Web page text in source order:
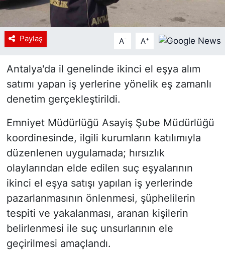
Paylaş A- A+
Antalya'da il genelinde ikinci el eşya alım
satımı yapan iş yerlerine yönelik eş zamanlı
denetim gerçekleştirildi.
Emniyet Müdürlüğü Asayiş Şube Müdürlüğü
koordinesinde, ilgili kurumların katılımıyla
düzenlenen uygulamada; hırsızlık
olaylarından elde edilen suç eşyalarının
ikinci el eşya satışı yapılan iş yerlerinde
pazarlanmasının önlenmesi, şüphelilerin
tespiti ve yakalanması, aranan kişilerin
belirlenmesi ile suç unsurlarının ele
geçirilmesi amaçlandı.
Tanıtım